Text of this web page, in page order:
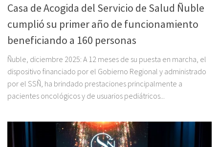
Casa de Acogida del Servicio de Salud Ñuble
cumplió su primer año de funcionamiento
beneficiando a 160 personas
Ñuble, diciembre 2025: A 12 meses de su puesta en marcha, el
dispositivo financiado por el Gobierno Regional y administrado
por el SSÑ, ha brindado prestaciones principalmente a
pacientes oncológicos y de usuarios pediátricos...